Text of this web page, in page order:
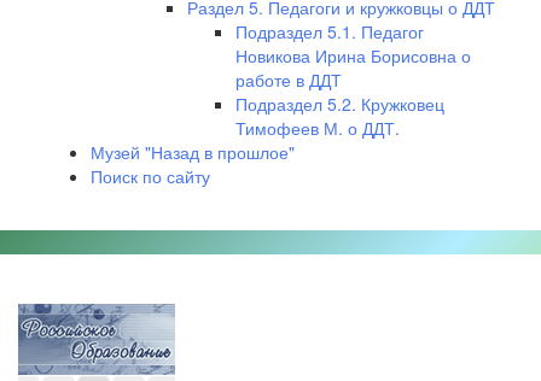
Раздел 5. Педагоги и кружковцы о ДДТ
Подраздел 5.1. Педагог
Новикова Ирина Борисовна о
работе в ДДТ
Подраздел 5.2. Кружковец
Тимофеев М. о ДДТ.
Музей "Назад в прошлое"
Поиск по сайту